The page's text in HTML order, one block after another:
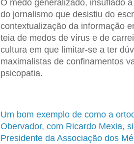
O medo generalizado, insuflado
do jornalismo que desistiu do
contextualização da informação
teia de medos de vírus e de
cultura em que limitar-se a ter
maximalistas de confinamentos
psicopatia.
Um bom exemplo de como a
Obervador, com Ricardo Mexia,
Presidente da Associação dos